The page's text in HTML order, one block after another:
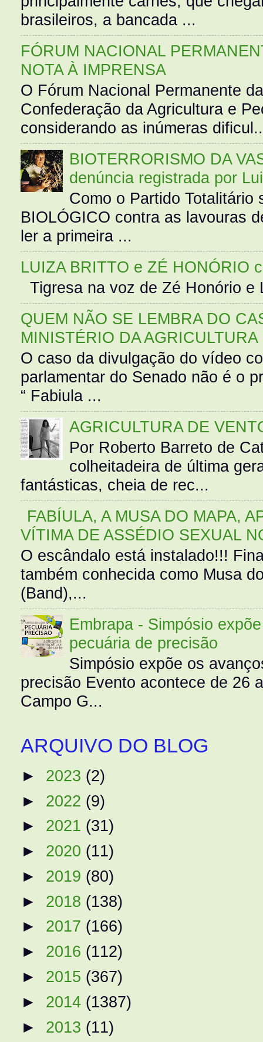
brasileiros, a bancada ...
FÓRUM NACIONAL
NOTA À IMPRENSA
O Fórum Nacional Permanente
Confederação da Agricultura e
considerando as inúmeras
BIOTERRORISMO DA
denúncia registrada por
Como o Partido Totalitário
BIOLÓGICO contra as lavouras
ler a primeira ...
LUIZA BRITTO e ZÉ HONÓRIO
Tigresa na voz de Zé Honório
QUEM NÃO SE LEMBRA DO
MINISTÉRIO DA AGRICULTURA
O caso da divulgação do vídeo
parlamentar do Senado não é o
“ Fabiula ...
AGRICULTURA DE
Por Roberto Barreto de
colheitadeira de última
fantásticas, cheia de rec...
FABÍULA, A MUSA DO MAPA,
VÍTIMA DE ASSÉDIO SEXUAL
O escândalo está instalado!!!
também conhecida como Musa
(Band),...
Embrapa - Simpósio
pecuária de precisão
Simpósio expõe os
precisão Evento acontece de 26
Campo G...
ARQUIVO DO BLOG
► 2023 (2)
► 2022 (9)
► 2021 (31)
► 2020 (11)
► 2019 (80)
► 2018 (138)
► 2017 (166)
► 2016 (112)
► 2015 (367)
► 2014 (1387)
► 2013 (11)